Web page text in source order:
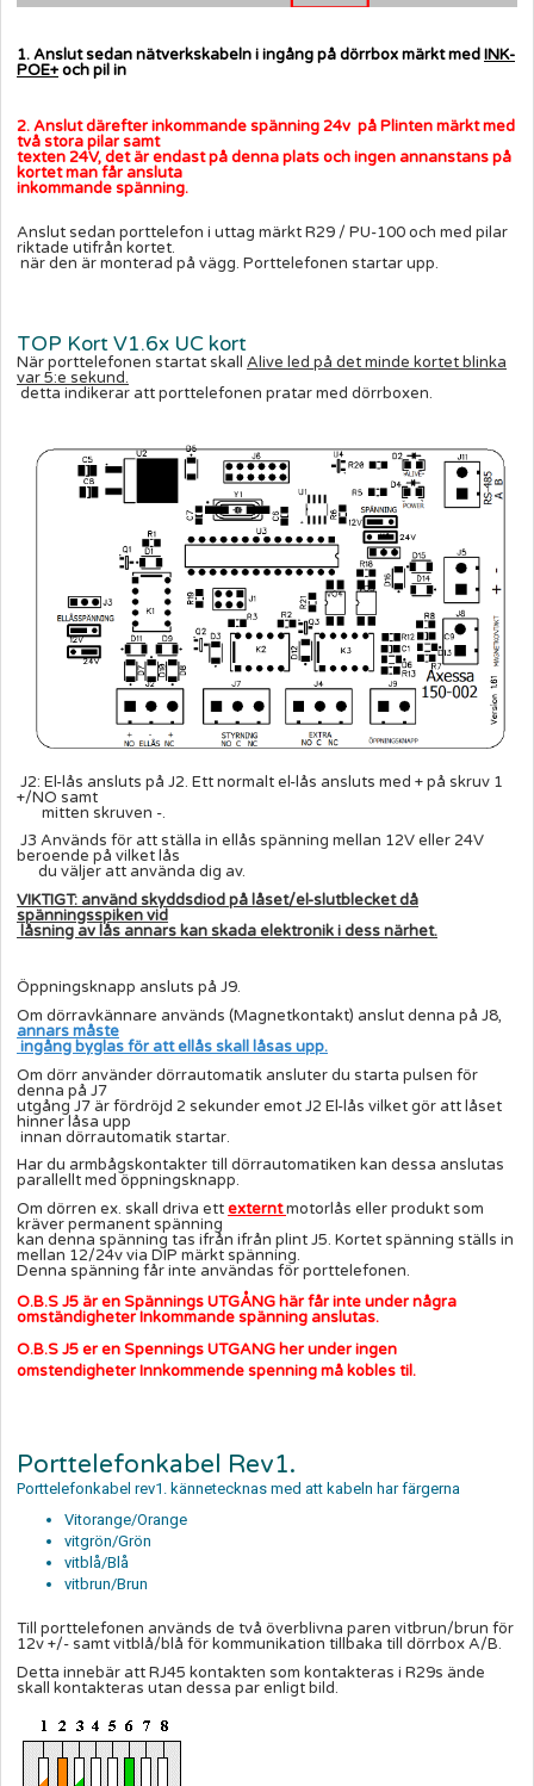
1. Anslut sedan nätverkskabeln i ingång på dörrbox märkt medINK-
POE+och pil in
2. Anslut därefter inkommande spänning 24v på Plinten märkt med
två stora pilar samt
texten 24V, det är endast på denna plats och ingen annanstans på
kortet man får ansluta
inkommande spänning.
Anslut sedan porttelefon i uttag märkt R29 / PU-100 och med pilar
riktade utifrån kortet.
när den är monterad på vägg. Porttelefonen startar upp.
TOP Kort V1.6x UC kort
När porttelefonen startat skall Alive led på det minde kortet blinka
var 5:e sekund.
detta indikerar att porttelefonen pratar med dörrboxen.
J2: El-lås ansluts på J2. Ett normalt el-lås ansluts med + på skruv 1
+/NO samt
mitten skruven -.
J3 Används för att ställa in ellås spänning mellan 12V eller 24V
beroende på vilket lås
du väljer att använda dig av.
VIKTIGT: använd skyddsdiod på låset/el-slutblecket då
spänningsspiken vid
låsning av lås annars kan skada elektronik i dess närhet.
Öppningsknapp ansluts på J9.
Om dörravkännare används (Magnetkontakt) anslut denna på J8,
annars måste
ingång byglas för att ellås skall låsas upp.
Om dörr använder dörrautomatik ansluter du starta pulsen för
denna på J7
utgång J7 är fördröjd 2 sekunder emot J2 El-lås vilket gör att låset
hinner låsa upp
innan dörrautomatik startar.
Har du armbågskontakter till dörrautomatiken kan dessa anslutas
parallellt med öppningsknapp.
Om dörren ex. skall driva ettexterntmotorlås eller produkt som
kräver permanent spänning
kan denna spänning tas ifrån ifrån plint J5. Kortet spänning ställs in
mellan 12/24v via DIP märkt spänning.
Denna spänning får inte användas för porttelefonen.
O.B.S J5 är en Spännings UTGÅNG här får inte under några
omständigheter Inkommande spänning anslutas.
O.B.S J5 er en Spennings UTGANG her under ingen
omstendigheter Innkommende spenning må kobles til.
Porttelefonkabel Rev1.
Porttelefonkabel rev1. kännetecknas med att kabeln har färgerna
Vitorange/Orange
vitgrön/Grön
vitblå/Blå
vitbrun/Brun
Till porttelefonen används de två överblivna paren vitbrun/brun för
12v +/- samt vitblå/blå för kommunikation tillbaka till dörrbox A/B.
Detta innebär att RJ45 kontakten som kontakteras i R29s ände
skall kontakteras utan dessa par enligt bild.